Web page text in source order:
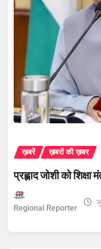
ख़बरें ख़बरों की ख़बर
प्रह्लाद जोशी को
Regional Reporter